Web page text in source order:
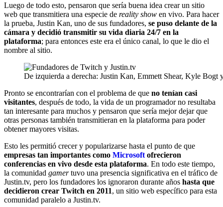
Luego de todo esto, pensaron que sería buena idea crear un sitio
web que transmitiera una especie de reality show en vivo. Para hacer
la prueba, Justin Kan, uno de sus fundadores, se puso delante de la
cámara y decidió transmitir su vida diaria 24/7 en la
plataforma; para entonces este era el único canal, lo que le dio el
nombre al sitio.
De izquierda a derecha: Justin Kan, Emmett Shear, Kyle
Pronto se encontrarían con el problema de que no tenían casi
visitantes, después de todo, la vida de un programador no resultaba
tan interesante para muchos y pensaron que sería mejor dejar que
otras personas también transmitieran en la plataforma para poder
obtener mayores visitas.
Esto les permitió crecer y popularizarse hasta el punto de que
empresas tan importantes como Microsoft ofrecieron
conferencias en vivo desde esta plataforma. En todo este tiempo,
la comunidad gamertuvo una presencia significativa en el tráfico de
Justin.tv, pero los fundadores los ignoraron durante años hasta que
decidieron crear Twitch en 2011, un sitio web específico para esta
comunidad paralelo a Justin.tv.